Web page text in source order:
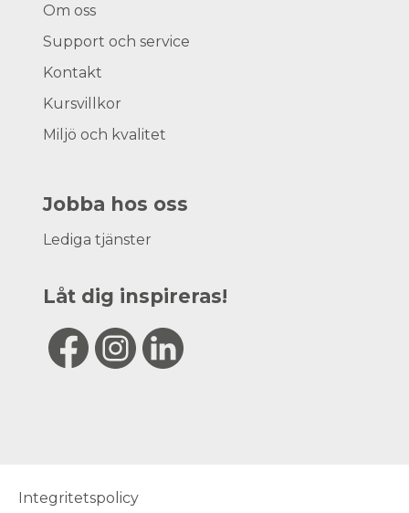
Om oss
Support och service
Kontakt
Kursvillkor
Miljö och kvalitet
Jobba hos oss
Lediga tjänster
Låt dig inspireras!
Integritetspolicy